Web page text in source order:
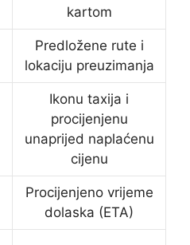
kartom
Predložene rute i
lokaciju preuzimanja
Ikonu taxija i
procijenjenu
unaprijed naplaćenu
cijenu
Procijenjeno vrijeme
dolaska (ETA)